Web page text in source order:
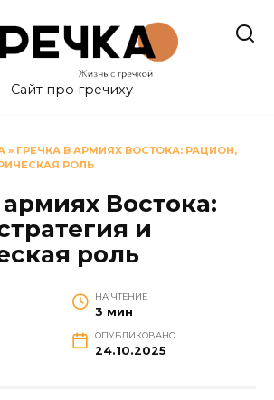
Сайт про гречиху
» ГРЕЧКА В АРМИЯХ ВОСТОКА: РАЦИОН,
РОЛЬ
Востока:
и
роль
НА ЧТЕНИЕ
3 мин
ОПУБЛИКОВАНО
24.10.2025